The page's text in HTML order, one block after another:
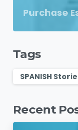
Purchase
Tags
SPANISH
Recent